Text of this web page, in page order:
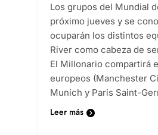
Los grupos del Mundial
próximo jueves y se
ocuparán los distintos
River como cabeza de
El Millonario compartirá
europeos (Manchester
Munich y Paris Saint-
Leer más